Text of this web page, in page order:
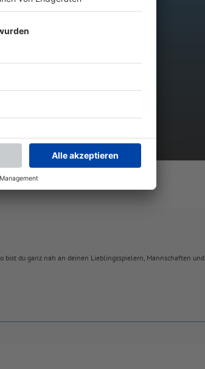
KANAL!
bist du ganz nah an deinen Lieblingsspielern, Mannschaften und